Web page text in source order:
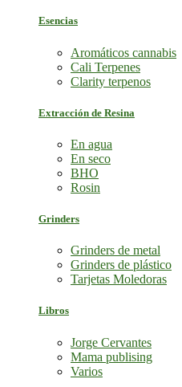
Esencias
Aromáticos cannabis
Cali Terpenes
Clarity terpenos
Extracción de Resina
En agua
En seco
BHO
Rosin
Grinders
Grinders de metal
Grinders de plástico
Tarjetas Moledoras
Libros
Jorge Cervantes
Mama publising
Varios